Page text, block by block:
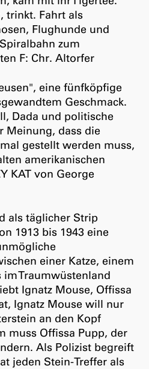
trinkt. Fahrt als
Flughunde und
zum
F: Chr. Altorfer
eine fünfköpfige
Geschmack.
Dada und politische
Meinung, dass die
gestellt werden muss,
amerikanischen
KAT von George
als täglicher Strip
1913 bis 1943 eine
einer Katze, einem
Traumwüstenland
Ignatz Mouse, Offissa
Ignatz Mouse will nur
an den Kopf
muss Offissa Pupp, der
Als Polizist begreift
jeden Stein-Treffer als